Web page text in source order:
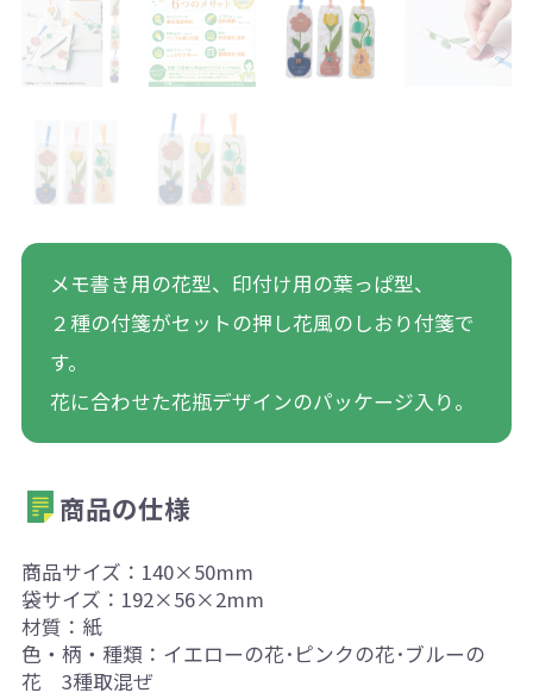
メモ書き用の花型、印付け用の葉っぱ型、
２種の付箋がセットの押し花風のしおり付箋で
す。
花に合わせた花瓶デザインのパッケージ入り。
商品の仕様
商品サイズ：140×50mm
袋サイズ：192×56×2mm
材質：紙
色・柄・種類：イエローの花･ピンクの花･ブルーの
花 3種取混ぜ